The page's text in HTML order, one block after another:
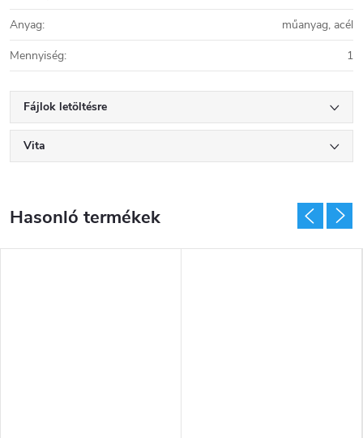
Anyag:
műanyag, acél
Mennyiség: 1
Fájlok letöltésre
Vita